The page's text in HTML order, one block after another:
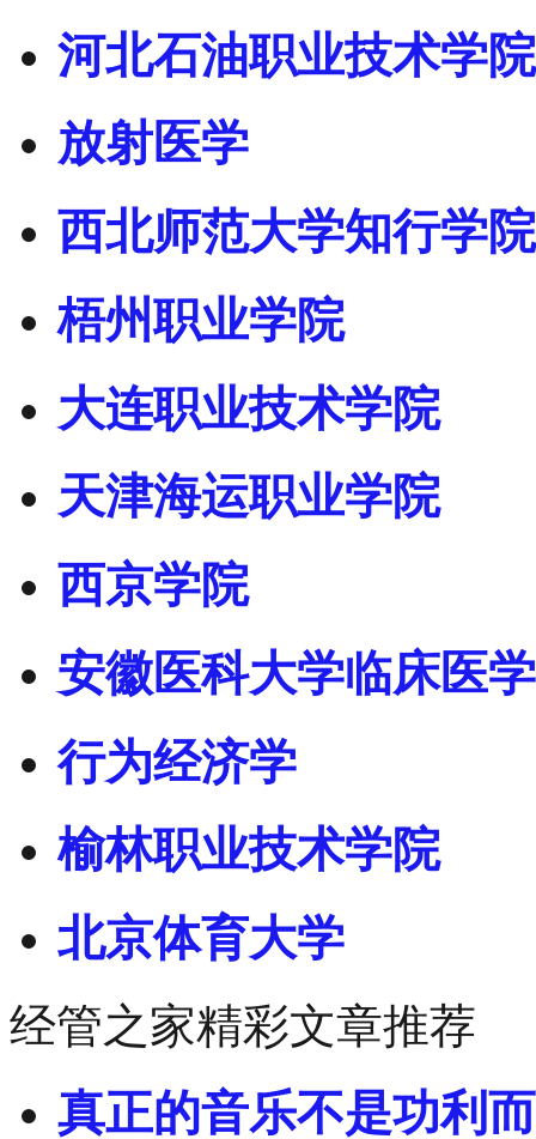
河北石油职业技术学院
放射医学
西北师范大学知行学院
梧州职业学院
大连职业技术学院
天津海运职业学院
西京学院
安徽医科大学临床医
行为经济学
榆林职业技术学院
北京体育大学
经管之家精彩文章推荐
真正的音乐不是功利